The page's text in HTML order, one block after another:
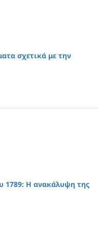
σχετικά με την
1789: Η ανακάλυψη της